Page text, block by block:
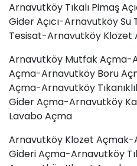
Arnavutköy Tıkalı Pimaş
Gider Açıcı-Arnavutköy
Tesisat-Arnavutköy Klozet
Arnavutköy Mutfak Açma-
Açma-Arnavutköy Boru
Açma-Arnavutköy
Gider Açma-Arnavutköy
Lavabo Açma
Arnavutköy Klozet Açmak-
Gideri Açma-Arnavutköy